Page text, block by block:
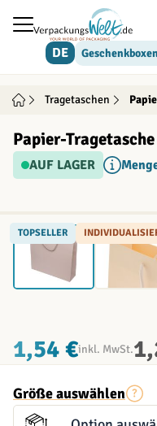
Direkt zum Inhalt
DE Geschenkboxen
Tragetaschen
Papier-
AUF LAGER
TOPSELLER
1,54 €inkl. MwSt.
Größe auswählen